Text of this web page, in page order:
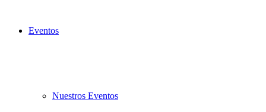
Eventos
Nuestros Eventos